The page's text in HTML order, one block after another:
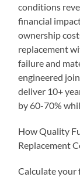
conditions
financial
ownership
replacement
failure and
engineered
deliver 10+
by 60-70%
How Quality
Replacement
Calculate your